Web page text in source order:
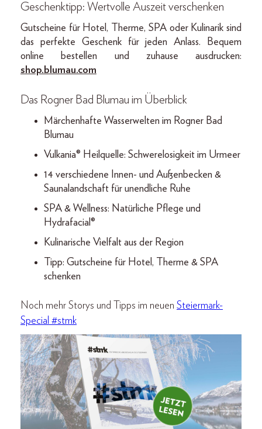
Geschenktipp: Wertvolle Auszeit verschenken
Gutscheine für Hotel, Therme, SPA oder Kulinarik sind
das perfekte Geschenk für jeden Anlass. Bequem
online bestellen und zuhause ausdrucken:
shop.blumau.com
Das Rogner Bad Blumau im Überblick
Märchenhafte Wasserwelten im Rogner Bad
Blumau
Vulkania® Heilquelle: Schwerelosigkeit im Urmeer
14 verschiedene Innen- und Außenbecken &
Saunalandschaft für unendliche Ruhe
SPA & Wellness: Natürliche Pflege und
Hydrafacial®
Kulinarische Vielfalt aus der Region
Tipp: Gutscheine für Hotel, Therme & SPA
schenken
Noch mehr Storys und Tipps im neuen Steiermark-
Special #stmk